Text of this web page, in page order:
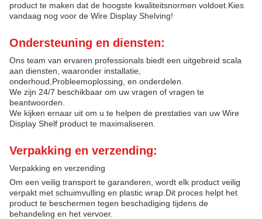
product te maken dat de hoogste kwaliteitsnormen voldoet.Kies
vandaag nog voor de Wire Display Shelving!
Ondersteuning en diensten:
Ons team van ervaren professionals biedt een uitgebreid scala
aan diensten, waaronder installatie,
onderhoud,Probleemoplossing, en onderdelen.
We zijn 24/7 beschikbaar om uw vragen of vragen te
beantwoorden.
We kijken ernaar uit om u te helpen de prestaties van uw Wire
Display Shelf product te maximaliseren.
Verpakking en verzending:
Verpakking en verzending
Om een veilig transport te garanderen, wordt elk product veilig
verpakt met schuimvulling en plastic wrap.Dit proces helpt het
product te beschermen tegen beschadiging tijdens de
behandeling en het vervoer.